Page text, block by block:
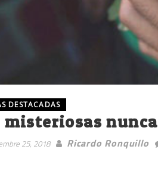
DESTACADAS
misteriosas
25, 2018 Ricardo Ronquillo